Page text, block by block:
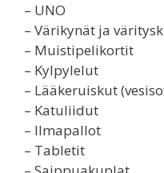
– UNO
– Värikynät ja
– Muistipelikortit
– Kylpylelut
– Lääkeruiskut
– Katuliidut
– Ilmapallot
– Tabletit